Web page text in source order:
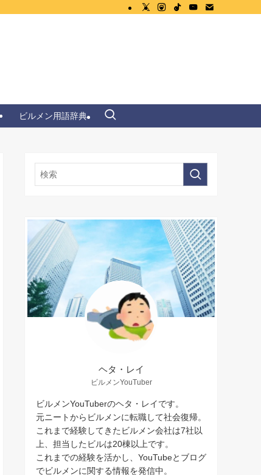
ビルメン用語辞典
ヘタ・レイ
ビルメンYouTuber
ビルメンYouTuberのヘタ・レイです。
元ニートからビルメンに転職して社会復帰。
これまで経験してきたビルメン会社は7社以
上、担当したビルは20棟以上です。
これまでの経験を活かし、YouTubeとブログ
でビルメンに関する情報を発信中。